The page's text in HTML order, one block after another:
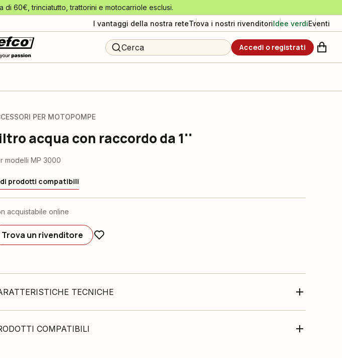
di 60€, trinciatutto, trattorini e motocarriole esclusi.
I vantaggi della nostra reteTrova i nostri rivenditoriIdee verdiEventi
Cerca Accedi o registrati
PER MOTOPOMPE
acqua con raccordo da 1''
modelli MP 3000
prodotti compatibili
acquistabile online
Trova un rivenditore
TECNICHE
COMPATIBILI